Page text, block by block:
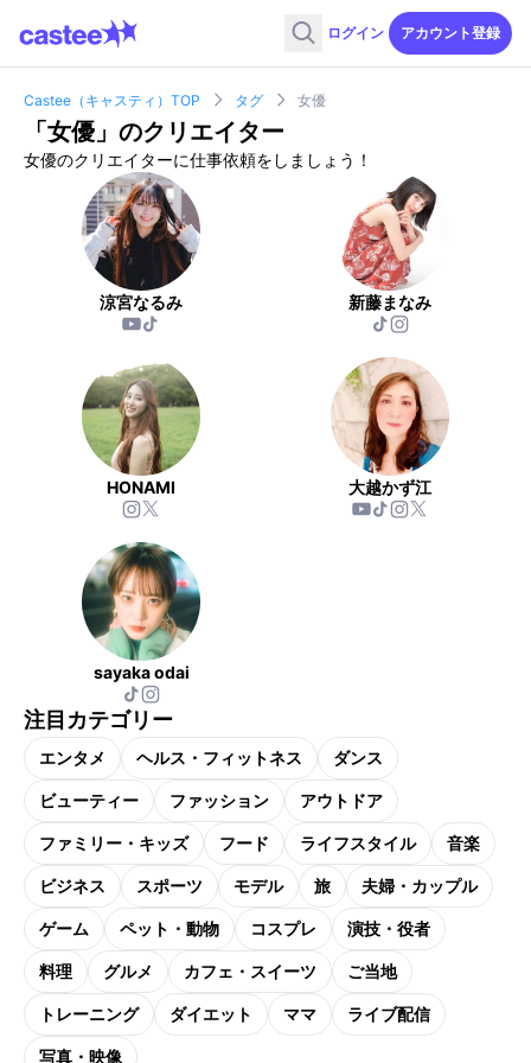
ログイン アカウント登録
Castee（キャスティ）TOP タグ 女優
「女優 」のクリエイター
女優のクリエイターに仕事依頼をしましょう！
涼宮なるみ 新藤まなみ
HONAMI 大越かず江
sayaka odai
注目カテゴリー
エンタメ ヘルス・フィットネス ダンス
ビューティー ファッション アウトドア
ファミリー・キッズ フード ライフスタイル 音楽
ビジネス スポーツ モデル 旅 夫婦・カップル
ゲーム ペット・動物 コスプレ 演技・役者
料理 グルメ カフェ・スイーツ ご当地
トレーニング ダイエット ママ ライブ配信
写真・映像